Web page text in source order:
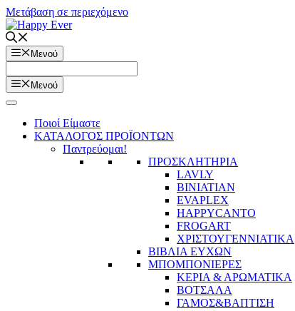
Μετάβαση σε περιεχόμενο
Μενού
Μενού
Ποιοί Είμαστε
ΚΑΤΑΛΟΓΟΣ ΠΡΟΪΟΝΤΩΝ
Παντρεύομαι!
ΠΡΟΣΚΛΗΤΗΡΙΑ
LAVLY
BINIATIAN
EVAPLEX
HAPPYCANTO
FROGART
ΧΡΙΣΤΟΥΓΕΝΝΙΑΤΙΚΑ
ΒΙΒΛΙΑ ΕΥΧΩΝ
ΜΠΟΜΠΟΝΙΕΡΕΣ
ΚΕΡΙΑ & ΑΡΩΜΑΤΙΚΑ
ΒΟΤΣΑΛΑ
ΓΑΜΟΣ&ΒΑΠΤΙΣΗ